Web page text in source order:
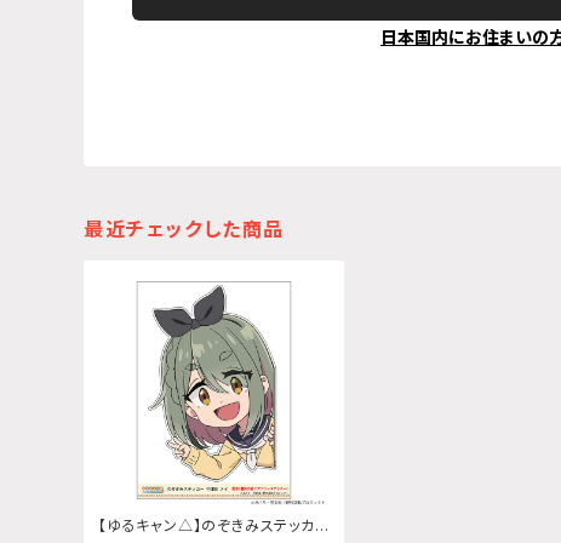
日本国内にお住まいの
最近チェックした商品
【ゆるキャン△】のぞきみステッカ